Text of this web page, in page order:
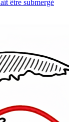
être submergé